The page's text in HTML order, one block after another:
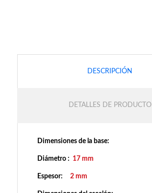
DESCRIPCIÓN
DETALLES DE PRODUCTO
Dimensiones de la base:
Diámetro : 17 mm
Espesor: 2 mm